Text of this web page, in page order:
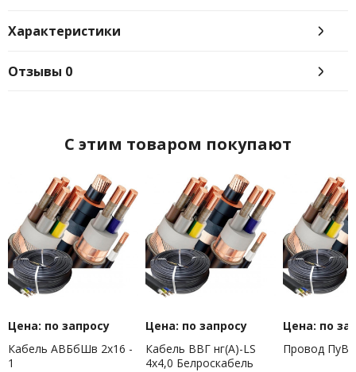
Характеристики
Отзывы 0
C этим товаром покупают
Цена: по запросу
Кабель АВБбШв 2х16 -
1
Цена: по запросу
Кабель ВВГ нг(А)-LS
4х4,0 Белроскабель
Цена: по
Провод ПуВ-